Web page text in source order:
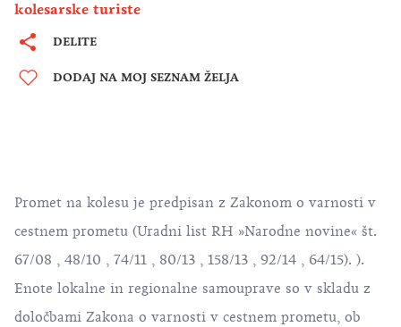
kolesarske turiste
DELITE
DODAJ NA MOJ SEZNAM ŽELJA
Promet na kolesu je predpisan z Zakonom o varnosti v
cestnem prometu (Uradni list RH »Narodne novine« št.
67/08 , 48/10 , 74/11 , 80/13 , 158/13 , 92/14 , 64/15). ).
Enote lokalne in regionalne samouprave so v skladu z
določbami Zakona o varnosti v cestnem prometu, ob